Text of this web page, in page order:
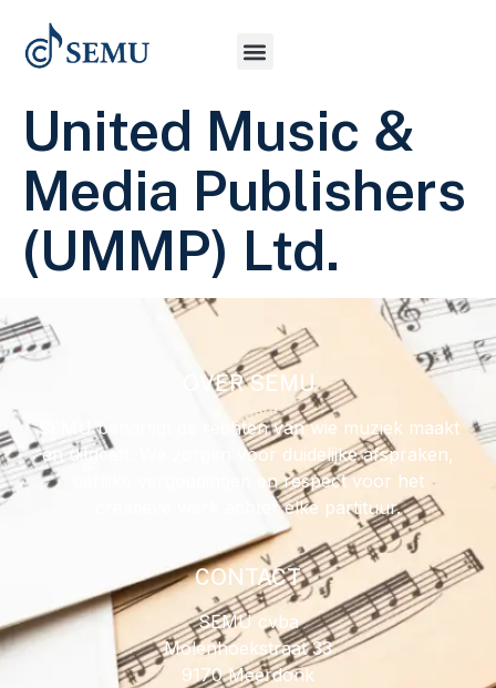
United Music &
Media Publishers
(UMMP) Ltd.
OVER SEMU
SEMU behartigt de rechten van wie muziek maakt
en uitgeeft. We zorgen voor duidelijke afspraken,
eerlijke vergoedingen en respect voor het
creatieve werk achter elke partituur.
CONTACT
SEMU cvba
Molenhoekstraat 33
9170 Meerdonk